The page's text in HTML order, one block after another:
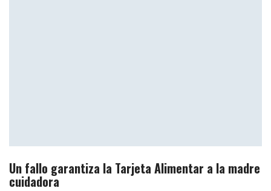
Un fallo garantiza la Tarjeta Alimentar a la madre
cuidadora